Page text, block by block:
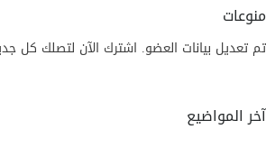
منوعات
تم تعديل بيانات العضو. اشترك الآن لتصلك كل
آخر المواضيع